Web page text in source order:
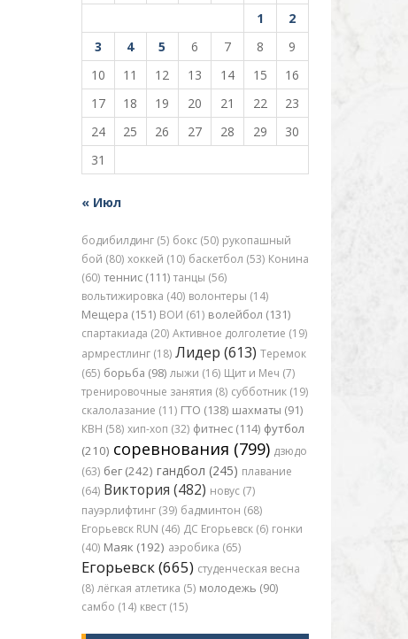
1
2
3
4 5 6 7 8
9
10
11 12 13 14 15
16
17
18 19 20 21 22
23
24
25 26 27 28 29
30
31
« Июл
бодибилдинг (5) бокс (50) рукопашный
бой (80) хоккей (10) баскетбол (53) Конина
(60) теннис (111) танцы (56)
вольтижировка (40) волонтеры (14)
Мещера (151) ВОИ (61) волейбол (131)
спартакиада (20) Активное долголетие (19)
армрестлинг (18) Лидер (613) Теремок
(65) борьба (98) лыжи (16) Щит и Меч (7)
тренировочные занятия (8) субботник (19)
скалолазание (11) ГТО (138) шахматы (91)
КВН (58) хип-хоп (32) фитнес (114) футбол
(210) соревнования (799) дзюдо
(63) бег (242) гандбол (245) плавание
(64) Виктория (482) новус (7)
пауэрлифтинг (39) бадминтон (68)
Егорьевск RUN (46) ДС Егорьевск (6) гонки
(40) Маяк (192) аэробика (65)
Егорьевск (665) студенческая весна
(8) лёгкая атлетика (5) молодежь (90)
самбо (14) квест (15)